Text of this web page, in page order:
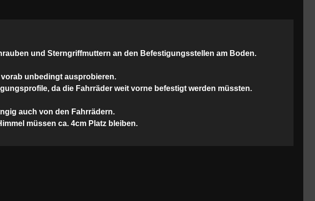
und Sterngriffmuttern an den Befestigungsstellen am Boden.
unbedingt ausprobieren.
da die Fahrräder weit vorne befestigt werden müssten.
auch von den Fahrrädern.
müssen ca. 4cm Platz bleiben.